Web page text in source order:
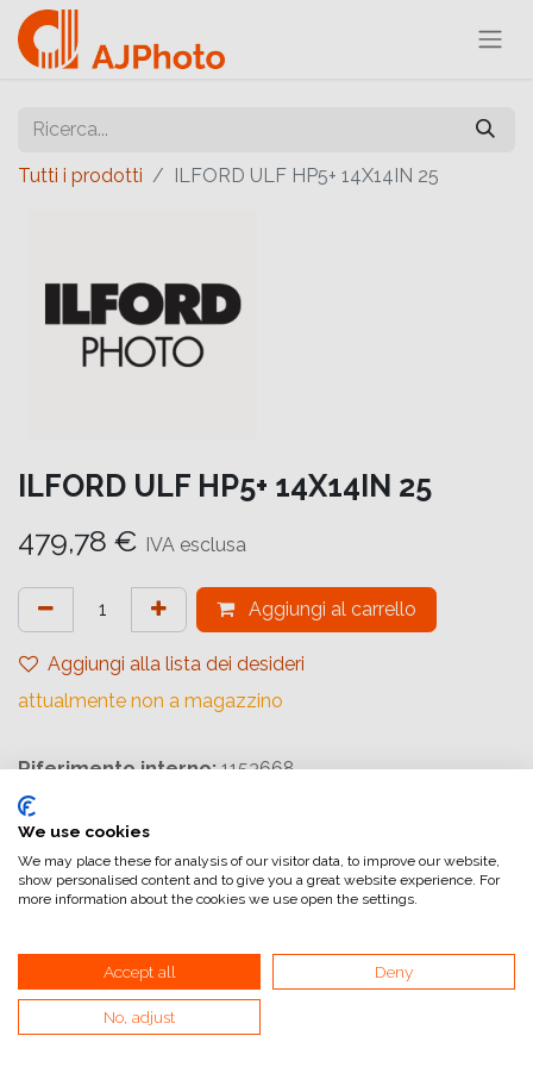
Tutti i prodotti ILFORD ULF HP5+ 14X14IN 25
ILFORD ULF HP5+ 14X14IN 25
479,78 € IVA esclusa
Aggiungi al carrello
Aggiungi alla lista dei desideri
attualmente non a magazzino
Riferimento interno:1153668
Condizioni generali di vendita
Dati di fatturazione
We use cookies
We may place these for analysis of our visitor data, to improve our website,
show personalised content and to give you a great website experience. For
more information about the cookies we use open the settings.
Accept all Deny
No, adjust